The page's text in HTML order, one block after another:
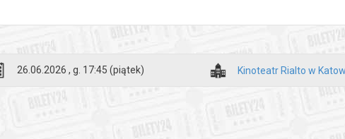
Producentami filmu są: Mario Gianani i Lorenzo Mieli (OUR Films), Ewa
Ze strony polskiej film powstał w koprodukcji z Canal+ Polska, Wytwórnią
Film został współfinansowany przez Polski Instytut Sztuki Filmowej.
26.06.2026 , g. 17:45 (piątek) Kinoteatr Rialto w